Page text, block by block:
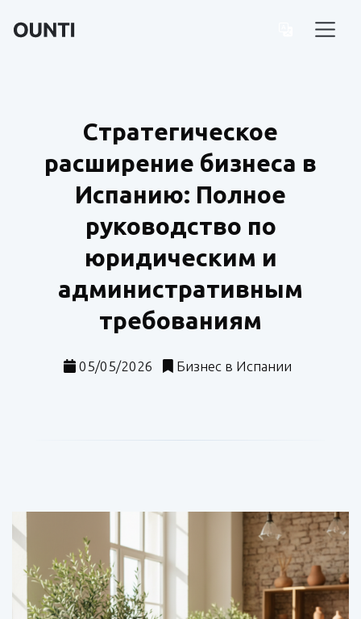
Стратегическое
расширение бизнеса в
Испанию: Полное
руководство по
юридическим и
административным
требованиям
05/05/2026 Бизнес в Испании